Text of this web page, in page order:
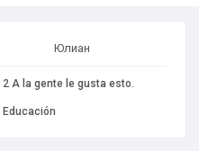
Юлиан
2 A la gente le gusta esto.
Educación